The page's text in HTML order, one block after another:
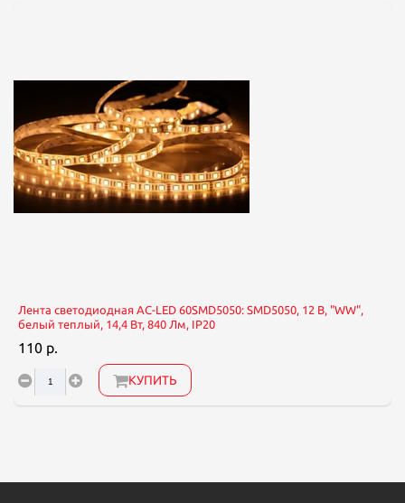
Лента светодиодная AC-LED 60SMD5050: SMD5050, 12 В, "WW",
белый теплый, 14,4 Вт, 840 Лм, IP20
110 р.
КУПИТЬ